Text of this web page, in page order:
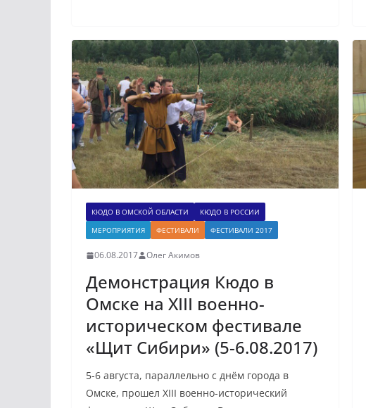
КЮДО В ОМСКОЙ ОБЛАСТИ
КЮДО В РОССИИ
МЕРОПРИЯТИЯ
ФЕСТИВАЛИ ФЕСТИВАЛИ 2017
06.08.2017 Олег Акимов
Демонстрация Кюдо в
Омске на XIII военно-
историческом фестивале
«Щит Сибири» (5-6.08.2017)
5-6 августа, параллельно с днём города в
Омске, прошел XIII военно-исторический